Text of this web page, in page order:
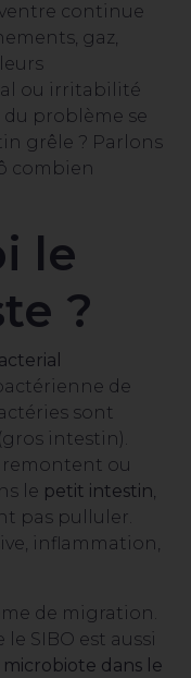
continue
gaz,
ou irritabilité
du problème se
grêle ? Parlons
combien
le
?
de
sont
intestin).
remontent ou
le petit intestin,
pas pulluler.
inflammation,
de migration.
SIBO est aussi
dans le